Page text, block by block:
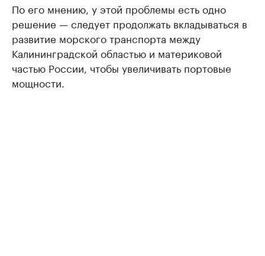
По его мнению, у этой проблемы есть одно
решение — следует продолжать вкладываться в
развитие морского транспорта между
Калининградской областью и материковой
частью России, чтобы увеличивать портовые
мощности.